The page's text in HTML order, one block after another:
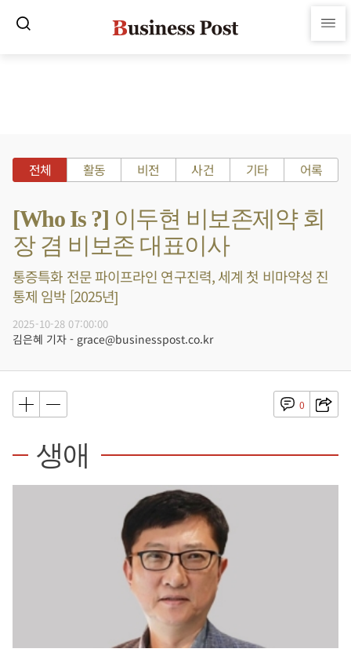
전체 활동 비전 사건 기타 어록
[Who Is ?] 이두현 비보존제약 회
장 겸 비보존 대표이사
통증특화 전문 파이프라인 연구진력, 세계 첫 비마약성 진
통제 임박 [2025년]
2025-10-28 07:00:00
김은혜 기자 - grace@businesspost.co.kr
0
생애